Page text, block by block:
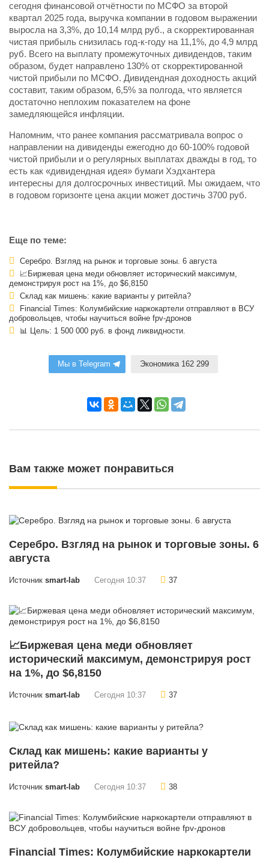
сегодня финансовой отчётности по МСФО за второй
квартал 2025 года, выручка компании в годовом выражении
выросла на 3,3%, до 10,14 млрд руб., а скорректированная
чистая прибыль снизилась год-к-году на 11,1%, до 4,9 млрд
руб. Всего на выплату промежуточных дивидендов, таким
образом, будет направлено 130% от скорректированной
чистой прибыли по МСФО. Дивидендная доходность акций
составит, таким образом, 6,5% за полгода, что является
достаточно неплохим показателем на фоне
замедляющейся инфляции.
Напомним, что ранее компания рассматривала вопрос о
направлении на дивиденды ежегодно до 60-100% годовой
чистой прибыли и о регулярных выплатах дважды в год, то
есть как «дивидендная идея» бумаги Хэдхантера
интересны для долгосрочных инвестиций. Мы ожидаем, что
в годовом горизонте цена акции может достичь 3700 руб.
Еще по теме:
Серебро. Взгляд на рынок и торговые зоны. 6 августа
📈Биржевая цена меди обновляет исторический максимум,
демонстрируя рост на 1%, до $6,8150
Склад как мишень: какие варианты у ритейла?
Financial Times: Колумбийские наркокартели отправляют в ВСУ
добровольцев, чтобы научиться войне fpv-дронов
📊 Цель: 1 500 000 руб. в фонд ликвидности.
Мы в Telegram Экономика 162 299
Вам также может понравиться
Серебро. Взгляд на рынок и торговые зоны. 6
августа
Источник smart-lab Сегодня 10:37 37
📈Биржевая цена меди обновляет
исторический максимум, демонстрируя рост
на 1%, до $6,8150
Источник smart-lab Сегодня 10:37 37
Склад как мишень: какие варианты у
ритейла?
Источник smart-lab Сегодня 10:37 38
Financial Times: Колумбийские наркокартели